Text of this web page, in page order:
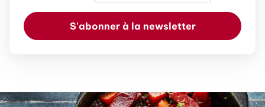
S'abonner à la newsletter